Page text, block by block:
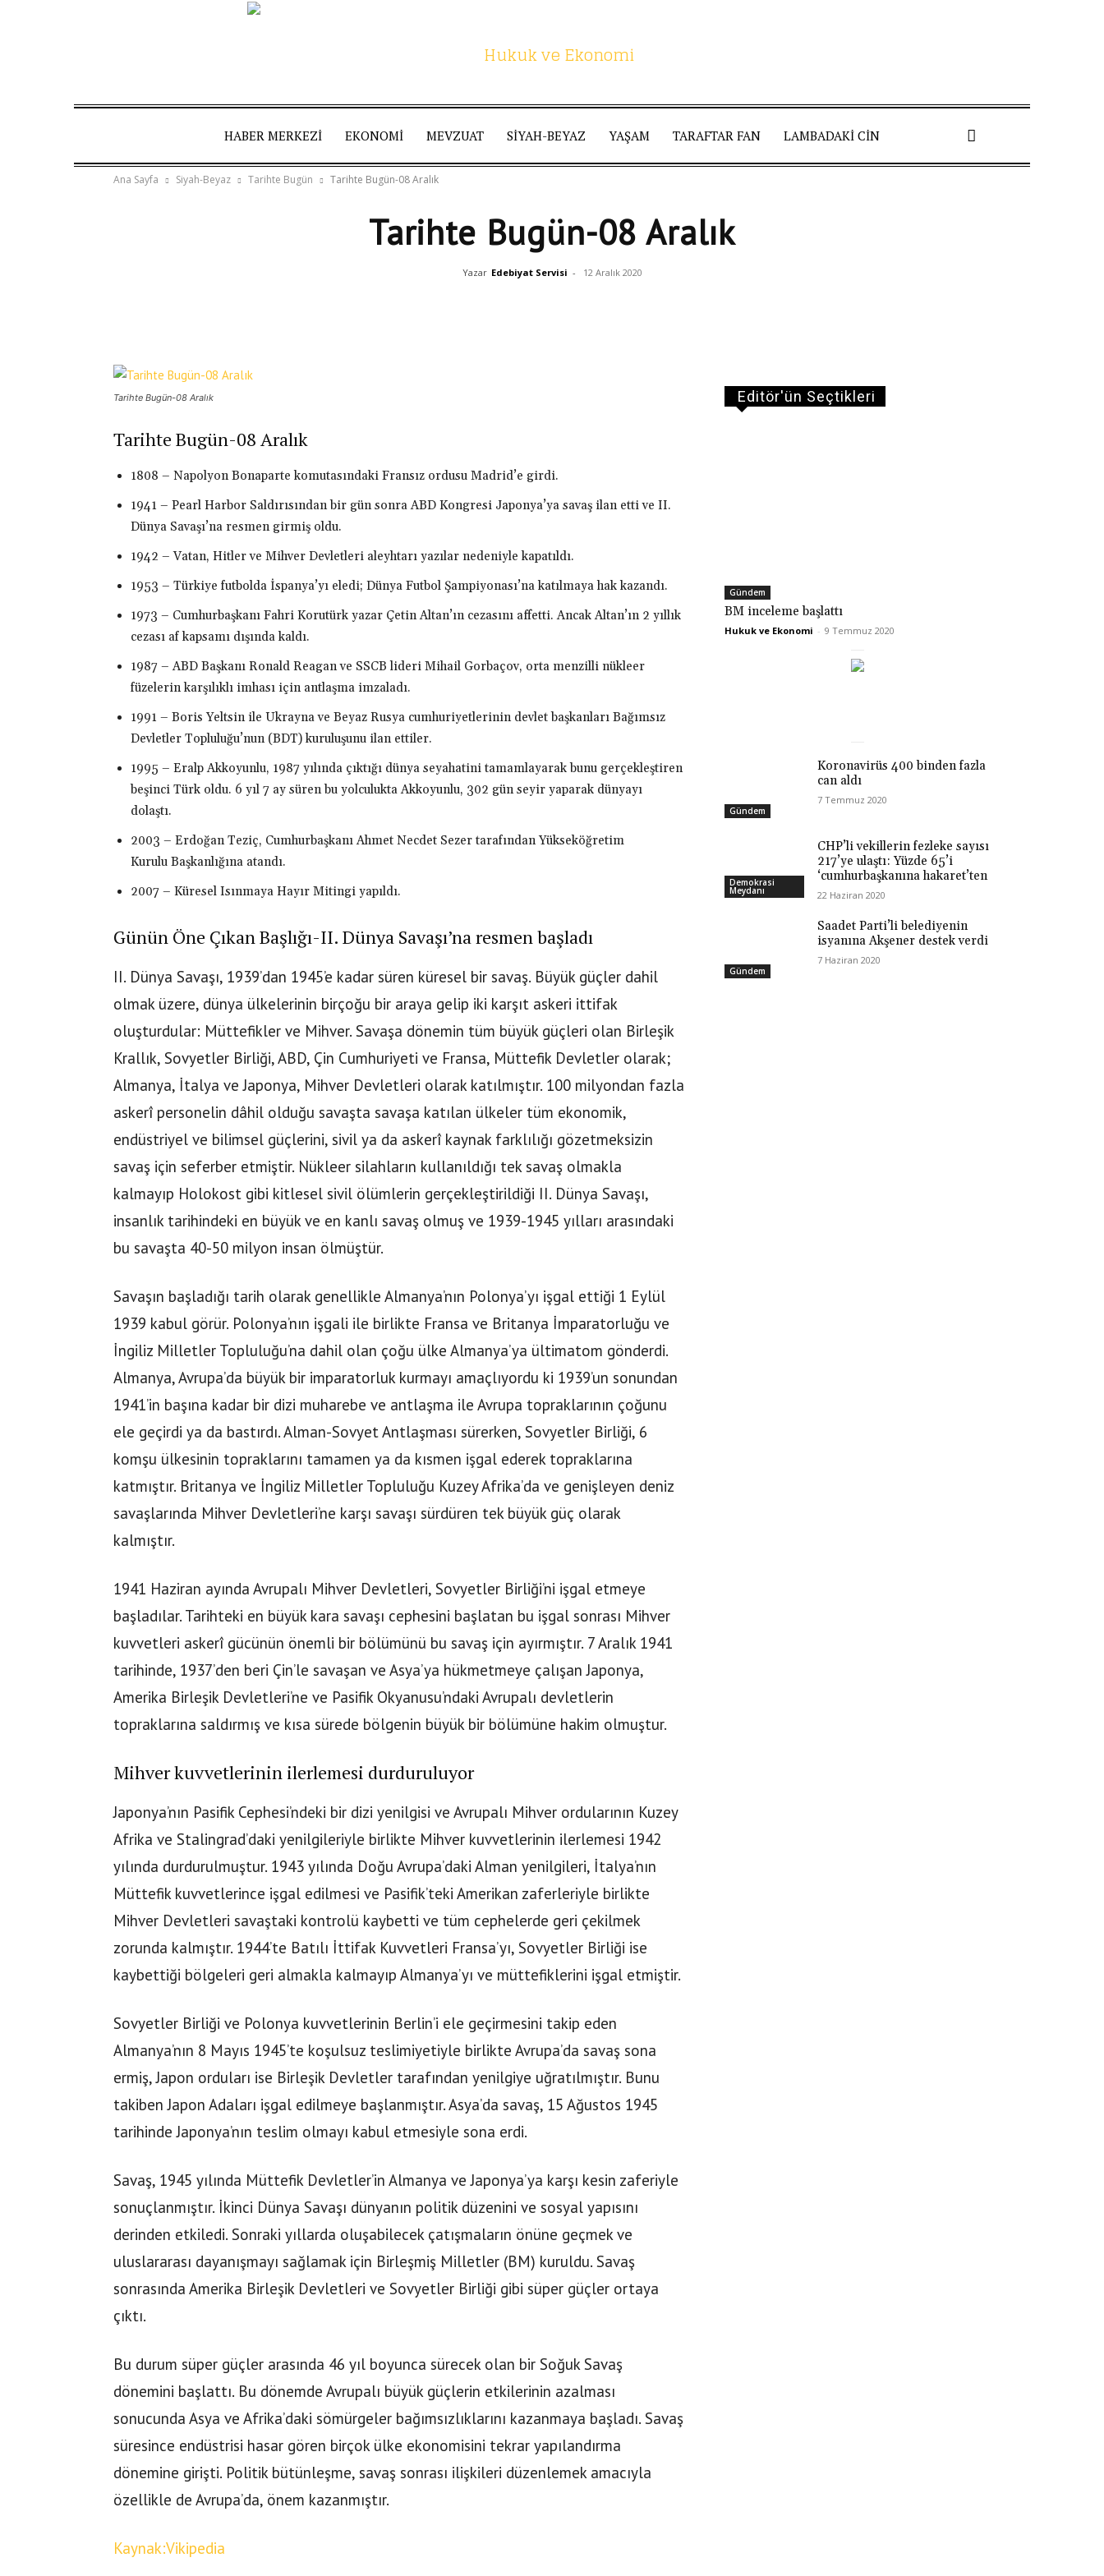
Hukuk
ve
HABER MERKEZI EKONOMI MEVZUAT SIYAH-BEYAZ YAŞAM TARAFTAR FAN LAMBADAKI CIN
Ana Sayfa Siyah-Beyaz Tarihte Bugün Tarihte Bugün-08 Aralık
Tarihte Bugün-08 Aralık
Yazar Edebiyat Servisi - 12 Aralık 2020
Tarihte Bugün-08 Aralık
Tarihte Bugün-08 Aralık
1808 – Napolyon Bonaparte komutasındaki Fransız ordusu Madrid’e girdi.
1941 – Pearl Harbor Saldırısından bir gün sonra ABD Kongresi Japonya’ya savaş ilan etti ve II.
Dünya Savaşı’na resmen girmiş oldu.
1942 – Vatan, Hitler ve Mihver Devletleri aleyhtarı yazılar nedeniyle kapatıldı.
1953 – Türkiye futbolda İspanya’yı eledi; Dünya Futbol Şampiyonası’na katılmaya hak kazandı.
1973 – Cumhurbaşkanı Fahri Korutürk yazar Çetin Altan’ın cezasını affetti. Ancak Altan’ın 2 yıllık
cezası af kapsamı dışında kaldı.
1987 – ABD Başkanı Ronald Reagan ve SSCB lideri Mihail Gorbaçov, orta menzilli nükleer
füzelerin karşılıklı imhası için antlaşma imzaladı.
1991 – Boris Yeltsin ile Ukrayna ve Beyaz Rusya cumhuriyetlerinin devlet başkanları Bağımsız
Devletler Topluluğu’nun (BDT) kuruluşunu ilan ettiler.
1995 – Eralp Akkoyunlu, 1987 yılında çıktığı dünya seyahatini tamamlayarak bunu gerçekleştiren
beşinci Türk oldu. 6 yıl 7 ay süren bu yolculukta Akkoyunlu, 302 gün seyir yaparak dünyayı
dolaştı.
2003 – Erdoğan Teziç, Cumhurbaşkanı Ahmet Necdet Sezer tarafından Yükseköğretim
Kurulu Başkanlığına atandı.
2007 – Küresel Isınmaya Hayır Mitingi yapıldı.
Günün Öne Çıkan Başlığı-II. Dünya Savaşı’na resmen başladı
II. Dünya Savaşı, 1939’dan 1945’e kadar süren küresel bir savaş. Büyük güçler dahil
olmak üzere, dünya ülkelerinin birçoğu bir araya gelip iki karşıt askeri ittifak
oluşturdular: Müttefikler ve Mihver. Savaşa dönemin tüm büyük güçleri olan Birleşik
Krallık, Sovyetler Birliği, ABD, Çin Cumhuriyeti ve Fransa, Müttefik Devletler olarak;
Almanya, İtalya ve Japonya, Mihver Devletleri olarak katılmıştır. 100 milyondan fazla
askerî personelin dâhil olduğu savaşta savaşa katılan ülkeler tüm ekonomik,
endüstriyel ve bilimsel güçlerini, sivil ya da askerî kaynak farklılığı gözetmeksizin
savaş için seferber etmiştir. Nükleer silahların kullanıldığı tek savaş olmakla
kalmayıp Holokost gibi kitlesel sivil ölümlerin gerçekleştirildiği II. Dünya Savaşı,
insanlık tarihindeki en büyük ve en kanlı savaş olmuş ve 1939-1945 yılları arasındaki
bu savaşta 40-50 milyon insan ölmüştür.
Savaşın başladığı tarih olarak genellikle Almanya’nın Polonya’yı işgal ettiği 1 Eylül
1939 kabul görür. Polonya’nın işgali ile birlikte Fransa ve Britanya İmparatorluğu ve
İngiliz Milletler Topluluğu’na dahil olan çoğu ülke Almanya’ya ültimatom gönderdi.
Almanya, Avrupa’da büyük bir imparatorluk kurmayı amaçlıyordu ki 1939’un sonundan
1941’in başına kadar bir dizi muharebe ve antlaşma ile Avrupa topraklarının çoğunu
ele geçirdi ya da bastırdı. Alman-Sovyet Antlaşması sürerken, Sovyetler Birliği, 6
komşu ülkesinin topraklarını tamamen ya da kısmen işgal ederek topraklarına
katmıştır. Britanya ve İngiliz Milletler Topluluğu Kuzey Afrika’da ve genişleyen deniz
savaşlarında Mihver Devletleri’ne karşı savaşı sürdüren tek büyük güç olarak
kalmıştır.
1941 Haziran ayında Avrupalı Mihver Devletleri, Sovyetler Birliği’ni işgal etmeye
başladılar. Tarihteki en büyük kara savaşı cephesini başlatan bu işgal sonrası Mihver
kuvvetleri askerî gücünün önemli bir bölümünü bu savaş için ayırmıştır. 7 Aralık 1941
tarihinde, 1937’den beri Çin’le savaşan ve Asya’ya hükmetmeye çalışan Japonya,
Amerika Birleşik Devletleri’ne ve Pasifik Okyanusu’ndaki Avrupalı devletlerin
topraklarına saldırmış ve kısa sürede bölgenin büyük bir bölümüne hakim olmuştur.
Mihver kuvvetlerinin ilerlemesi durduruluyor
Japonya’nın Pasifik Cephesi’ndeki bir dizi yenilgisi ve Avrupalı Mihver ordularının Kuzey
Afrika ve Stalingrad’daki yenilgileriyle birlikte Mihver kuvvetlerinin ilerlemesi 1942
yılında durdurulmuştur. 1943 yılında Doğu Avrupa’daki Alman yenilgileri, İtalya’nın
Müttefik kuvvetlerince işgal edilmesi ve Pasifik’teki Amerikan zaferleriyle birlikte
Mihver Devletleri savaştaki kontrolü kaybetti ve tüm cephelerde geri çekilmek
zorunda kalmıştır. 1944’te Batılı İttifak Kuvvetleri Fransa’yı, Sovyetler Birliği ise
kaybettiği bölgeleri geri almakla kalmayıp Almanya’yı ve müttefiklerini işgal etmiştir.
Sovyetler Birliği ve Polonya kuvvetlerinin Berlin’i ele geçirmesini takip eden
Almanya’nın 8 Mayıs 1945’te koşulsuz teslimiyetiyle birlikte Avrupa’da savaş sona
ermiş, Japon orduları ise Birleşik Devletler tarafından yenilgiye uğratılmıştır. Bunu
takiben Japon Adaları işgal edilmeye başlanmıştır. Asya’da savaş, 15 Ağustos 1945
tarihinde Japonya’nın teslim olmayı kabul etmesiyle sona erdi.
Savaş, 1945 yılında Müttefik Devletler’in Almanya ve Japonya’ya karşı kesin zaferiyle
sonuçlanmıştır. İkinci Dünya Savaşı dünyanın politik düzenini ve sosyal yapısını
derinden etkiledi. Sonraki yıllarda oluşabilecek çatışmaların önüne geçmek ve
uluslararası dayanışmayı sağlamak için Birleşmiş Milletler (BM) kuruldu. Savaş
sonrasında Amerika Birleşik Devletleri ve Sovyetler Birliği gibi süper güçler ortaya
çıktı.
Bu durum süper güçler arasında 46 yıl boyunca sürecek olan bir Soğuk Savaş
dönemini başlattı. Bu dönemde Avrupalı büyük güçlerin etkilerinin azalması
sonucunda Asya ve Afrika’daki sömürgeler bağımsızlıklarını kazanmaya başladı. Savaş
süresince endüstrisi hasar gören birçok ülke ekonomisini tekrar yapılandırma
dönemine girişti. Politik bütünleşme, savaş sonrası ilişkileri düzenlemek amacıyla
özellikle de Avrupa’da, önem kazanmıştır.
Kaynak:Vikipedia
Editör'ün Seçtikleri
Gündem
BM inceleme başlattı
Hukuk ve Ekonomi - 9 Temmuz 2020
Gündem
Koronavirüs 400 binden fazla
can aldı
7 Temmuz 2020
Demokrasi
Meydanı
CHP’li vekillerin fezleke sayısı
217’ye ulaştı: Yüzde 65’i
‘cumhurbaşkanına hakaret’ten
22 Haziran 2020
Gündem
Saadet Parti’li belediyenin
isyanına Akşener destek verdi
7 Haziran 2020